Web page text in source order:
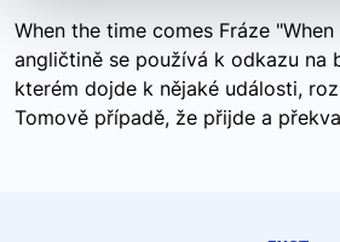
When the time comes Fráze
angličtině se používá k odkazu na
kterém dojde k nějaké události,
Tomově případě, že přijde a